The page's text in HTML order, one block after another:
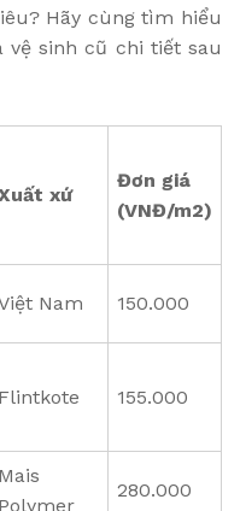
Hãy cùng tìm hiểu
vệ sinh cũ chi tiết sau
xứ
Đơn giá
(VNĐ/m2)
Nam 150.000
Flintkote 155.000
Mais
Polymer
280.000